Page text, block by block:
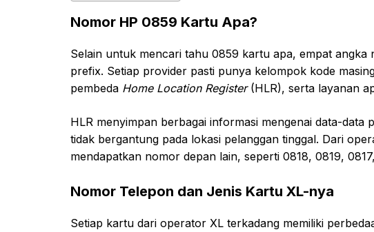
Nomor HP 0859 Kartu Apa?
Selain untuk mencari tahu 0859 kartu apa, empat
prefix. Setiap provider pasti punya kelompok kode
pembeda Home Location Register(HLR), serta layanan
HLR menyimpan berbagai informasi mengenai data-data
tidak bergantung pada lokasi pelanggan tinggal. Dari
mendapatkan nomor depan lain, seperti 0818, 0819,
Nomor Telepon dan Jenis Kartu XL-nya
Setiap kartu dari operator XL terkadang memiliki